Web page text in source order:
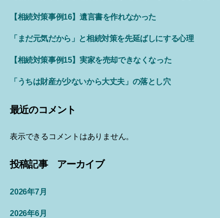
【相続対策事例16】遺言書を作れなかった
「まだ元気だから」と相続対策を先延ばしにする心理
【相続対策事例15】実家を売却できなくなった
「うちは財産が少ないから大丈夫」の落とし穴
最近のコメント
表示できるコメントはありません。
投稿記事 アーカイブ
2026年7月
2026年6月